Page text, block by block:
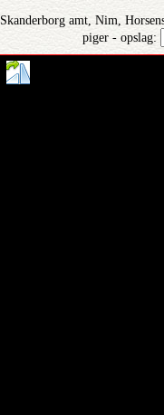
Skanderborg amt, Nim,
piger - opslag: